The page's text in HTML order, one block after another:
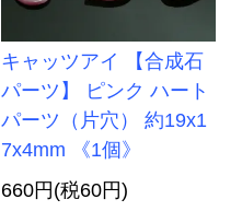
キャッツアイ 【合成石
パーツ】 ピンク ハート
パーツ（片穴） 約19x1
7x4mm 《1個》
660円(税60円)